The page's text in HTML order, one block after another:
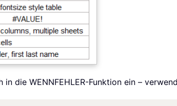
die WENNFEHLER-Funktion ein –